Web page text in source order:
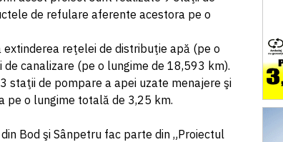
de refulare aferente acestora pe o
reţelei de distribuţie apă (pe o
canalizare (pe o lungime de 18,593 km).
staţii de pompare a apei uzate menajere şi
pe o lungime totală de 3,25 km.
Bod şi Sânpetru fac parte din „Proiectul